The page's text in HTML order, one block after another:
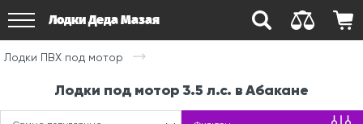
Лодки Деда Мазая
Лодки ПВХ под мотор
Лодки под мотор 3.5 л.с. в Абакане